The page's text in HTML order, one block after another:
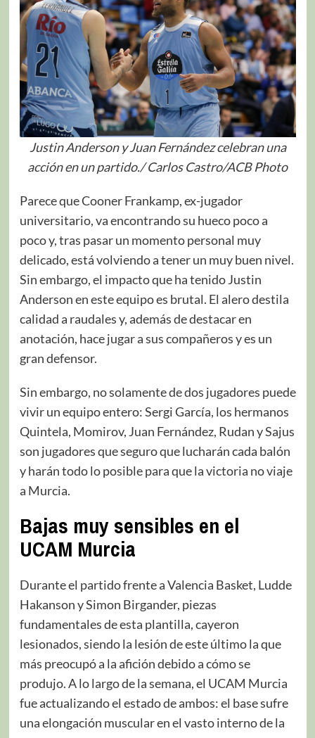
Justin Anderson y Juan Fernández celebran una
acción en un partido./ Carlos Castro/ACB Photo
Parece que Cooner Frankamp, ex-jugador
universitario, va encontrando su hueco poco a
poco y, tras pasar un momento personal muy
delicado, está volviendo a tener un muy buen nivel.
Sin embargo, el impacto que ha tenido Justin
Anderson en este equipo es brutal. El alero destila
calidad a raudales y, además de destacar en
anotación, hace jugar a sus compañeros y es un
gran defensor.
Sin embargo, no solamente de dos jugadores puede
vivir un equipo entero: Sergi García, los hermanos
Quintela, Momirov, Juan Fernández, Rudan y Sajus
son jugadores que seguro que lucharán cada balón
y harán todo lo posible para que la victoria no viaje
a Murcia.
Bajas muy sensibles en el
UCAM Murcia
Durante el partido frente a Valencia Basket, Ludde
Hakanson y Simon Birgander, piezas
fundamentales de esta plantilla, cayeron
lesionados, siendo la lesión de este último la que
más preocupó a la afición debido a cómo se
produjo. A lo largo de la semana, el UCAM Murcia
fue actualizando el estado de ambos: el base sufre
una elongación muscular en el vasto interno de la